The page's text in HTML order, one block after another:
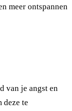
meer ontspannen
van je angst en
deze te